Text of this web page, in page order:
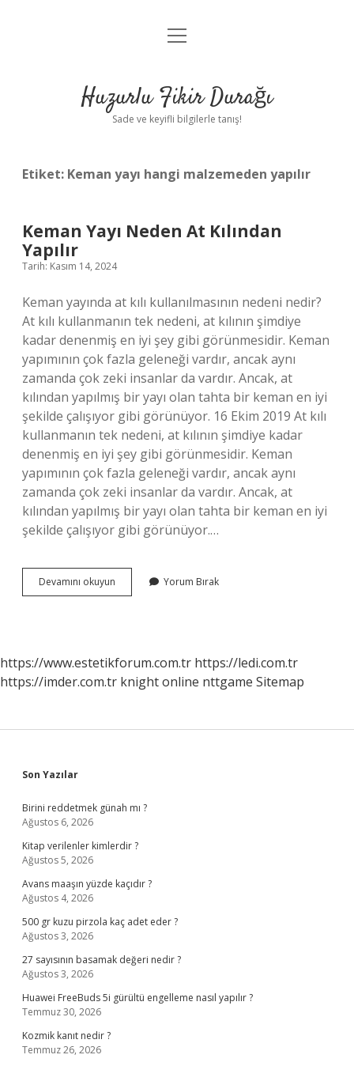
Anasayfa
Yasal Uyarı
menüyü
Huzurlu Fikir Durağı
Sade ve keyifli bilgilerle tanış!
Etiket: Keman yayı hangi malzemeden yapılır
Keman Yayı Neden At Kılından
Yapılır
Tarih: Kasım 14, 2024
Keman yayında at kılı kullanılmasının nedeni nedir?
At kılı kullanmanın tek nedeni, at kılının şimdiye
kadar denenmiş en iyi şey gibi görünmesidir. Keman
yapımının çok fazla geleneği vardır, ancak aynı
zamanda çok zeki insanlar da vardır. Ancak, at
kılından yapılmış bir yayı olan tahta bir keman en iyi
şekilde çalışıyor gibi görünüyor. 16 Ekim 2019 At kılı
kullanmanın tek nedeni, at kılının şimdiye kadar
denenmiş en iyi şey gibi görünmesidir. Keman
yapımının çok fazla geleneği vardır, ancak aynı
zamanda çok zeki insanlar da vardır. Ancak, at
kılından yapılmış bir yayı olan tahta bir keman en iyi
şekilde çalışıyor gibi görünüyor.…
Devamını okuyun
Yayı
Yorum Bırak
https://www.estetikforum.com.tr https://ledi.com.tr
https://imder.com.tr knight online nttgame Sitemap
Sidebar
Son Yazılar
Birini reddetmek günah mı ?
Ağustos 6, 2026
Kitap verilenler kimlerdir ?
Ağustos 5, 2026
Avans maaşın yüzde kaçıdır ?
Ağustos 4, 2026
500 gr kuzu pirzola kaç adet eder ?
Ağustos 3, 2026
27 sayısının basamak değeri nedir ?
Ağustos 3, 2026
Huawei FreeBuds 5i gürültü engelleme nasıl yapılır ?
Temmuz 30, 2026
Kozmik kanıt nedir ?
Temmuz 26, 2026